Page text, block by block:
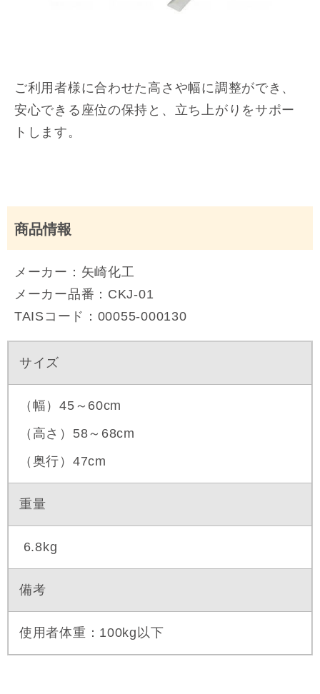
ご利用者様に合わせた高さや幅に調整ができ、
安心できる座位の保持と、立ち上がりをサポー
トします。
商品情報
メーカー：矢崎化工
メーカー品番：CKJ-01
TAISコード：00055-000130
サイズ
（幅）45～60cm
（高さ）58～68cm
（奥行）47cm
重量
6.8kg
備考
使用者体重：100kg以下